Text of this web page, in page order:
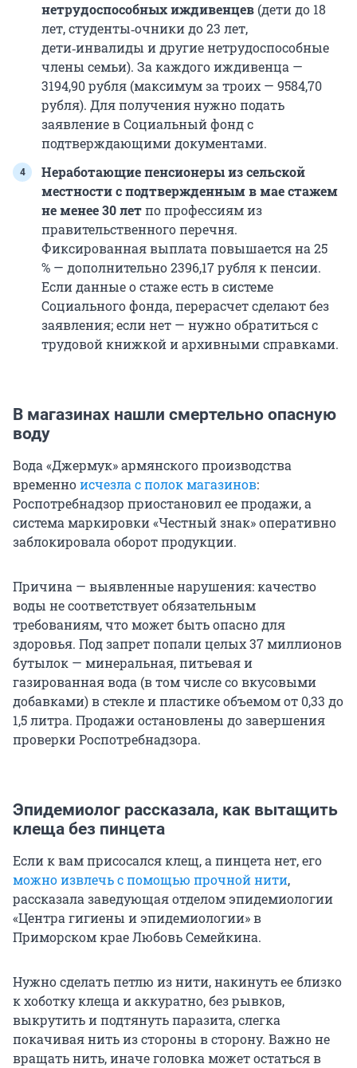
нетрудоспособных иждивенцев (дети до 18
лет, студенты‑очники до 23 лет,
дети‑инвалиды и другие нетрудоспособные
члены семьи). За каждого иждивенца —
3194,90 рубля (максимум за троих — 9584,70
рубля). Для получения нужно подать
заявление в Социальный фонд с
подтверждающими документами.
Неработающие пенсионеры из сельской
местности с подтвержденным в мае стажем
не менее 30 летпо профессиям из
правительственного перечня.
Фиксированная выплата повышается на 25
% — дополнительно 2396,17 рубля к пенсии.
Если данные о стаже есть в системе
Социального фонда, перерасчет сделают без
заявления; если нет — нужно обратиться с
трудовой книжкой и архивными справками.
В магазинах нашли смертельно опасную
воду
Вода «Джермук» армянского производства
временноисчезла с полок магазинов:
Роспотребнадзор приостановил ее продажи, а
система маркировки «Честный знак» оперативно
заблокировала оборот продукции.
Причина — выявленные нарушения: качество
воды не соответствует обязательным
требованиям, что может быть опасно для
здоровья. Под запрет попали целых 37 миллионов
бутылок — минеральная, питьевая и
газированная вода (в том числе со вкусовыми
добавками) в стекле и пластике объемом от 0,33 до
1,5 литра. Продажи остановлены до завершения
проверки Роспотребнадзора.
Эпидемиолог рассказала, как вытащить
клеща без пинцета
Если к вам присосался клещ, а пинцета нет, его
можно извлечь с помощью прочной нити,
рассказала заведующая отделом эпидемиологии
«Центра гигиены и эпидемиологии» в
Приморском крае Любовь Семейкина.
Нужно сделать петлю из нити, накинуть ее близко
к хоботку клеща и аккуратно, без рывков,
выкрутить и подтянуть паразита, слегка
покачивая нить из стороны в сторону. Важно не
вращать нить, иначе головка может остаться в